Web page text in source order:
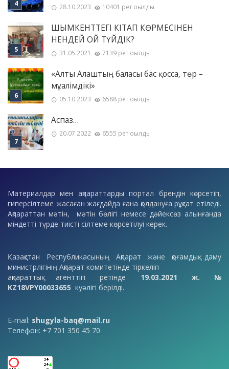
28.10.2023 10401 рет оқылды
ШЫМКЕНТТЕГІ КІТАП КӨРМЕСІНЕН
НЕНДЕЙ ОЙ ТҮЙДІК?
31.05.2021 7139 рет оқылды
«Алты Алаштың баласы бас қосса, төр –
мұғалімдікі»
05.10.2023 6588 рет оқылды
Аспаз…
20.07.2022 6555 рет оқылды
Материалдар мен ақпараттарды портал брендін көрсетіп,
гиперсілтеме жасаған жағдайда ғана қолдануға рұқсат етіледі.
Ақпараттан мәтін, мәтін бөлігі немесе дәйексөз алынғанда
міндетті түрде тиісті сілтеме көрсетілуі керек.
Қазақстан Республикасының Ақпарат және қоғамдық даму
министрлігінің Ақпарат комитетінде тіркеліп
ақпараттық агенттігі ретінде 19.03.2021 ж. №
KZ18VPY00033655 куәлігі берілді.
E-mail: shugyla-baq@mail.ru
Телефон: +7 701 350 45 70